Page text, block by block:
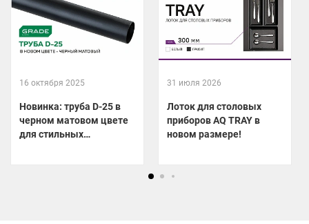
16 октября 2025
Новинка: труба D-25 в
черном матовом цвете
для стильных
31 июля 2026
Лоток для столовых
приборов AQ TRAY в
новом размере!